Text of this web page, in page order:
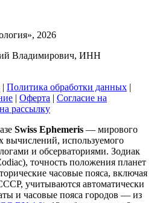
2026
Владимирович, ИНН
| Политика обработки данных |
| Оферта | Согласие на
рассылку
Swiss Ephemeris — мирового
вычислений, используемого
и обсерваториями. Зодиак
точность положения планет
часовые пояса, включая
учитываются автоматически
и часовые пояса городов — из